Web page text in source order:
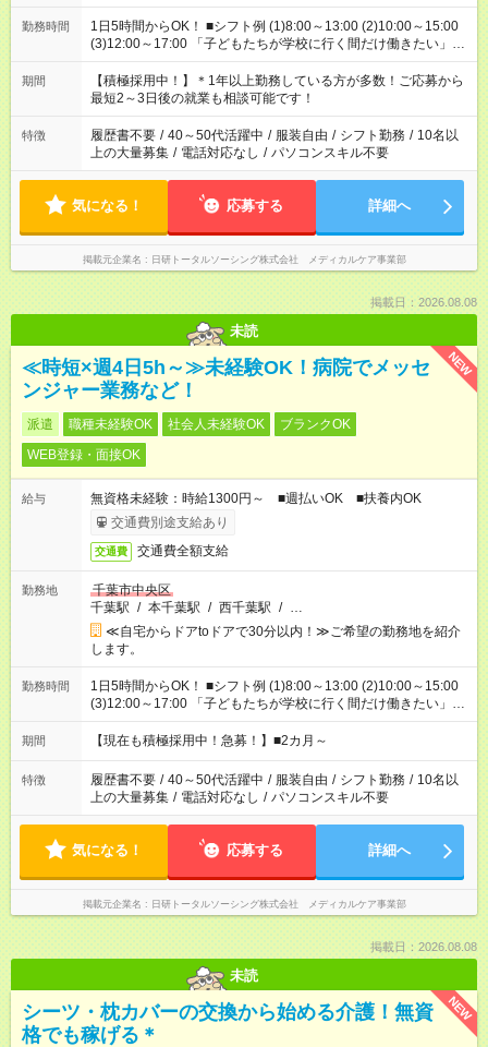
勤務時間
1日5時間からOK！ ■シフト例 (1)8:00～13:00 (2)10:00～15:00
(3)12:00～17:00 「子どもたちが学校に行く間だけ働きたい」
「余裕を持って夕飯の準備がしたい」 「午前中は働いて、午後
はプライベートの時間にしたい」 など、ご希望を教えてくださ
いね。 ※Wワーク希望の方へ 今ご覧のお仕事で希望する勤務時
間と、もう1つのお仕事の勤務時間。 合計で週40時間を超える
場合は応募できません。
期間
【積極採用中！】＊1年以上勤務している方が多数！ご応募から
最短2～3日後の就業も相談可能です！
特徴 履歴書不要 / 40～50代活躍中 / 服装自由 / シフト勤務 / 10名以
上の大量募集 / 電話対応なし / パソコンスキル不要
気になる！ 応募する 詳細へ
掲載元企業名 日研トータルソーシング株式会社 メディカルケア事業部
掲載日：2026.08.08
未読
NEW
≪時短×週4日5h～≫未経験OK！病院でメッセ
ンジャー業務など！
派遣 職種未経験OK 社会人未経験OK
ブランクOK
WEB登録・面接OK
給与
無資格未経験：時給1300円～ ■週払いOK ■扶養内OK
交通費別途支給あり
交通費 交通費全額支給
勤務地
千葉市中央区
千葉駅 / 本千葉駅 / 西千葉駅 / …
≪自宅からドアtoドアで30分以内！≫ご希望の勤務地を紹介
します。
勤務時間
1日5時間からOK！ ■シフト例 (1)8:00～13:00 (2)10:00～15:00
(3)12:00～17:00 「子どもたちが学校に行く間だけ働きたい」
「余裕を持って夕飯の準備がしたい」 「午前中は働いて、午後
はプライベートの時間にしたい」 など、ご希望を教えてくださ
間と、もう1つのお仕事の勤務時間。 合計で週40時間を超える
場合は応募できません。
期間 【現在も積極採用中！急募！】■2カ月～
特徴 履歴書不要 / 40～50代活躍中 / 服装自由 / シフト勤務 / 10名以
上の大量募集 / 電話対応なし / パソコンスキル不要
気になる！ 応募する 詳細へ
掲載元企業名 日研トータルソーシング株式会社 メディカルケア事業部
掲載日：2026.08.08
未読
NEW
シーツ・枕カバーの交換から始める介護！無資
格でも稼げる＊